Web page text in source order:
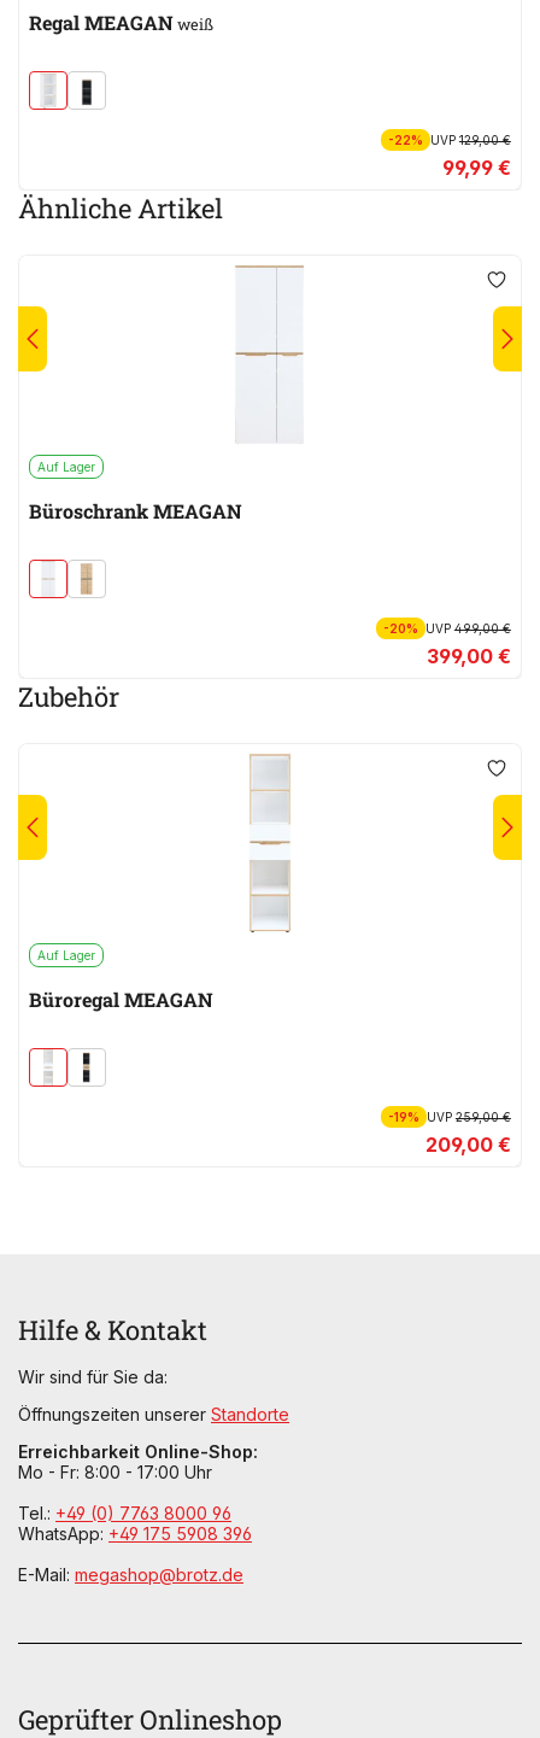
Regal MEAGANweiß
-22% UVP129,00 €
99,99 €
Ähnliche Artikel
Auf Lager
Büroschrank MEAGAN
-20% UVP499,00 €
399,00 €
Zubehör
Auf Lager
Büroregal MEAGAN
-19% UVP259,00 €
209,00 €
Hilfe & Kontakt
Wir sind für Sie da:
Öffnungszeiten unserer Standorte
Erreichbarkeit Online-Shop:
Mo - Fr: 8:00 - 17:00 Uhr
Tel.: +49 (0) 7763 8000 96
WhatsApp: +49 175 5908 396
E-Mail: megashop@brotz.de
Geprüfter Onlineshop